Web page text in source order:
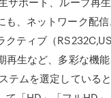
も、ネットワーク配
クティブ（
再生など、多彩な機
テムを選定している